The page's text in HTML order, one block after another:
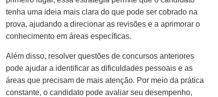
tenha uma ideia mais clara do que pode ser cobrado na
prova, ajudando a direcionar as revisões e a aprimorar o
conhecimento em áreas específicas.
Além disso, resolver questões de concursos anteriores
pode ajudar a identificar as dificuldades pessoais e as
áreas que precisam de mais atenção. Por meio da prática
constante, o candidato pode avaliar seu desempenho,